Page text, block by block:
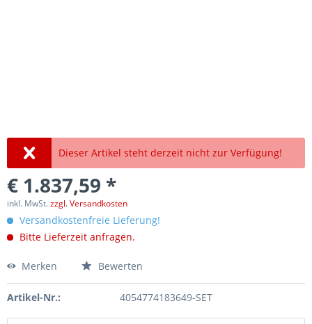
Dieser Artikel steht derzeit nicht zur Verfügung!
€ 1.837,59 *
inkl. MwSt.zzgl. Versandkosten
Versandkostenfreie Lieferung!
Bitte Lieferzeit anfragen.
Merken Bewerten
Artikel-Nr.: 4054774183649-SET